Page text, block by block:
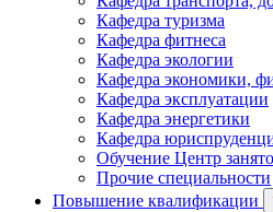
Кафедра туризма
Кафедра фитнеса
Кафедра экологии
Кафедра экономики,
Кафедра эксплуатации
Кафедра энергетики
Кафедра
Обучение Центр
Прочие специальности
Повышение квалификации